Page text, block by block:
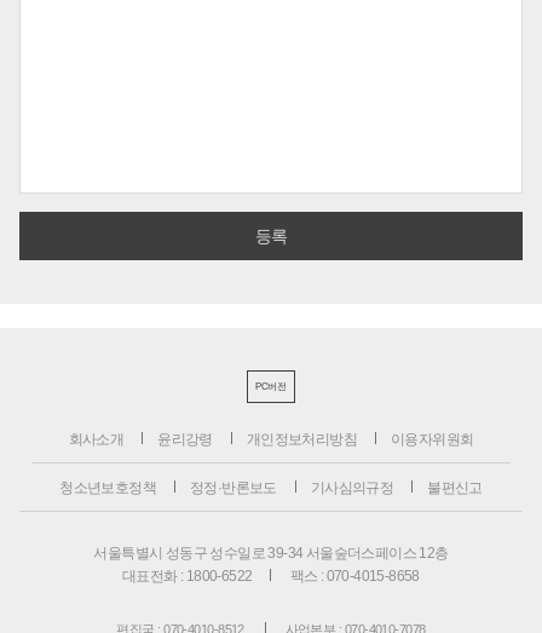
PC버전
회사소개 윤리강령 개인정보처리방침 이용자위원회
청소년보호정책 정정·반론보도 기사심의규정 불편신고
서울특별시 성동구 성수일로 39-34 서울숲더스페이스 12층
대표전화 : 1800-6522
팩스 : 070-4015-8658
편집국 : 070-4010-8512 사업본부 : 070-4010-7078